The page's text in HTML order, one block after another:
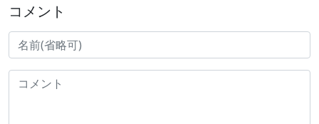
コメント